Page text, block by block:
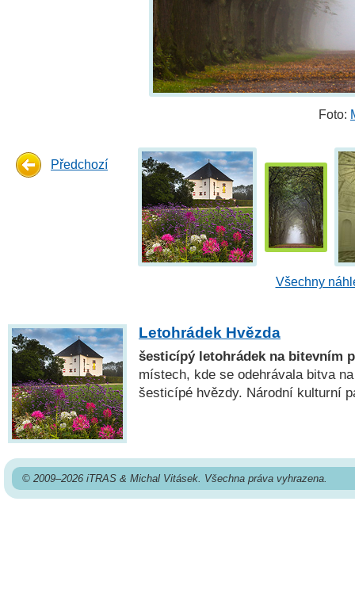
Foto:
Předchozí
Všechny
Letohrádek Hvězda
šesticípý letohrádek na bitevním
místech, kde se odehrávala bitva
šesticípé hvězdy. Národní kulturní
© 2009–2026 iTRAS & Michal Vitásek. Všechna práva vyhrazena.